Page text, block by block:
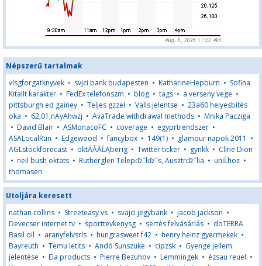
Népszerű tartalmak
vlsgforgatknyvek • svjci bank budapesten • KatharineHepburn • Sofina
Kitallt karakter • FedEx telefonszm • blog • tags • a verseny vege •
pittsburgh ed gainey • Teljes gzzel • Valls jelentse • 23a60 helyesbítés
oka • 62,01,nAyAhwzj • AvaTrade withdrawal methods • Mnika Pacziga
• David Blair • ASMonacoFC • coverage • egyprtrendszer •
ASALocalRun • Edgewood •fancybox • 149(1) • glamour napok 2011 •
AGLstockforecast • oktÄÂĂĹĄberig • Twitter ticker • gynkk • Cline Dion
• neil bush oktats • Rutherglen Telepďż˝lďż˝s, Ausztrďż˝lia • uniĹhoz •
thomasen
Utoljára keresett
nathan collins • Streeteasy vs • svajci jegybank • jacob jackson •
Devecser internet tv • sporttevkenysg • sertés felvásárlás • doTERRA
Basil oil • aranyfelvsrls • hungrasweet f42 • henry heinz gyermekek •
Bayreuth • Temu letlts • Andó Sunszuke • cipzsk • Gyenge jellem
jelentése • Ela products • Pierre Bezuhov • Lemmingek • ézsau reuel •